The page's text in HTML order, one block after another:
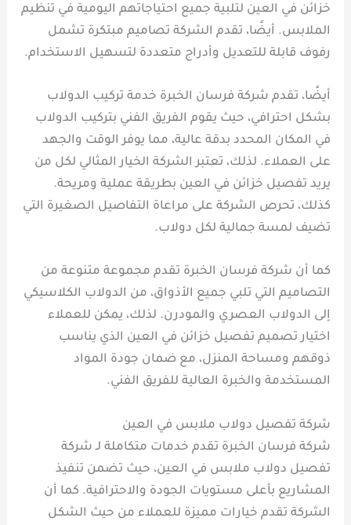
خزائن في العين لتلبية جميع احتياجاتهم اليومية في تنظيم
الملابس. أيضًا، تقدم الشركة تصاميم مبتكرة تشمل
رفوف قابلة للتعديل وأدراج متعددة لتسهيل الاستخدام.
أيضًا، تقدم شركة فرسان الخبرة خدمة تركيب الدولاب
بشكل احترافي، حيث يقوم الفريق الفني بتركيب الدولاب
في المكان المحدد بدقة عالية، مما يوفر الوقت والجهد
على العملاء. لذلك، تعتبر الشركة الخيار المثالي لكل من
يريد تفصيل خزائن في العين بطريقة عملية ومريحة.
كذلك، تحرص الشركة على مراعاة التفاصيل الصغيرة التي
تضيف لمسة جمالية لكل دولاب.
كما أن شركة فرسان الخبرة تقدم مجموعة متنوعة من
التصاميم التي تلبي جميع الأذواق، من الدولاب الكلاسيكي
إلى الدولاب العصري والمودرن. لذلك، يمكن للعملاء
اختيار تصميم تفصيل خزائن في العين الذي يناسب
ذوقهم ومساحة المنزل، مع ضمان جودة المواد
المستخدمة والخبرة العالية للفريق الفني.
شركة تفصيل دولاب ملابس في العين
شركة فرسان الخبرة تقدم خدمات متكاملة لـ شركة
تفصيل دولاب ملابس في العين، حيث تضمن تنفيذ
المشاريع بأعلى مستويات الجودة والاحترافية. كما أن
الشركة تقدم خيارات مميزة للعملاء من حيث الشكل